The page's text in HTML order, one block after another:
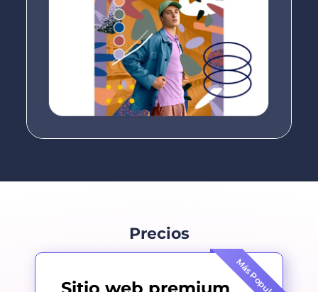
Precios
Más Popular